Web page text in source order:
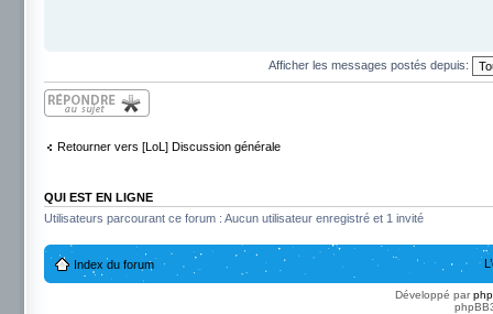
Afficher les messages postés depuis:
Répondre
Retourner vers [LoL] Discussion générale
QUI EST EN LIGNE
Utilisateurs parcourant ce forum : Aucun utilisateur enregistré et 1 invité
Index du forum
Développé par